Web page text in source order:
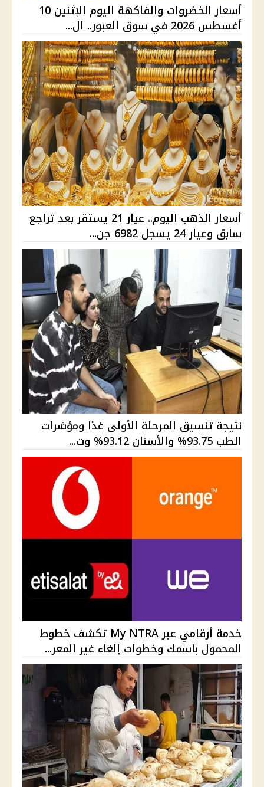
أسعار الخضروات والفاكهة اليوم الإثنين 10
أغسطس 2026 في سوق العبور.. ال...
أسعار الذهب اليوم.. عيار 21 يستقر بعد تراجع
سابق وعيار 24 يسجل 6982 جن...
نتيجة تنسيق المرحلة الأولى غدًا ومؤشرات
الطب 93.75% والأسنان 93.12% وت...
خدمة أرقامي عبر My NTRA تكشف خطوط
المحمول باسمك وخطوات إلغاء غير المعر...